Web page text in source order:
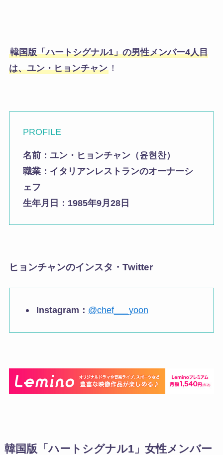
韓国版「ハートシグナル1」の男性メンバー4人目
は、ユン・ヒョンチャン！
PROFILE
名前：ユン・ヒョンチャン（윤현찬）
職業：イタリアンレストランのオーナーシ
ェフ
生年月日：1985年9月28日
ヒョンチャンのインスタ・Twitter
Instagram： @chef___yoon
韓国版「ハートシグナル1」女性メンバー